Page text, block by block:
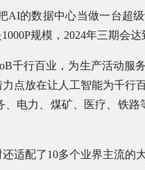
的数据中心当做一台超
规模，2024年三期会达
千行百业，为生产活动服
点放在让人工智能为千行
电力、煤矿、医疗、铁路
适配了10多个业界主流的大